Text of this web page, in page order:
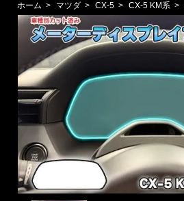
ホーム > マツダ > CX-5 > CX-5 KM系 >